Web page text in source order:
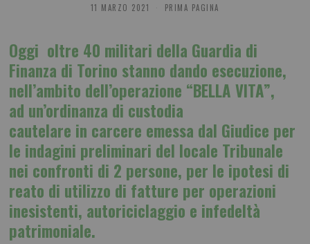
11 MARZO 2021 PRIMA PAGINA
Oggi oltre 40 militari della Guardia di
Finanza di Torino stanno dando esecuzione,
nell’ambito dell’operazione “BELLA VITA”,
ad un’ordinanza di custodia
cautelare in carcere emessa dal Giudice per
le indagini preliminari del locale Tribunale
nei confronti di 2 persone, per le ipotesi di
reato di utilizzo di fatture per operazioni
inesistenti, autoriciclaggio e infedeltà
patrimoniale.